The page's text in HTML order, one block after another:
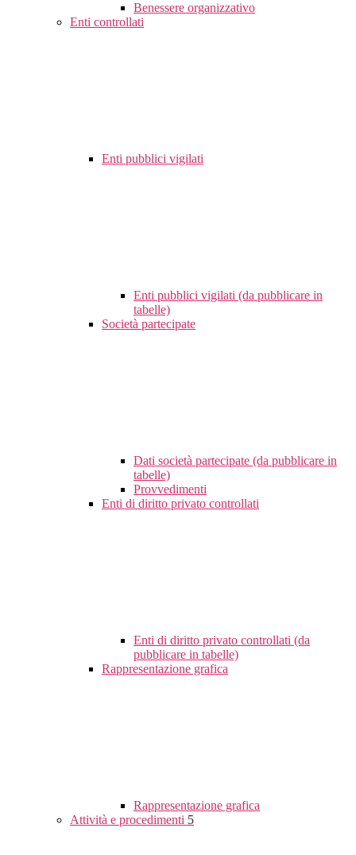
Benessere organizzativo
Enti controllati
Enti pubblici vigilati
Enti pubblici vigilati (da pubblicare in
tabelle)
Società partecipate
Dati società partecipate (da pubblicare in
tabelle)
Provvedimenti
Enti di diritto privato controllati
Enti di diritto privato controllati (da
pubblicare in tabelle)
Rappresentazione grafica
Rappresentazione grafica
Attività e procedimenti 5